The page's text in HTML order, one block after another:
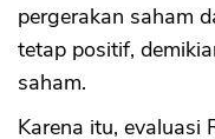
pergerakan saham
tetap positif,
saham.
Karena itu, evaluasi